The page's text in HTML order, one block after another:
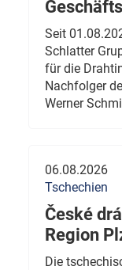
Seit
Schlatter
für die
Nachfolger
Werner
06.08.2026
Tschechien
České
Region
Die